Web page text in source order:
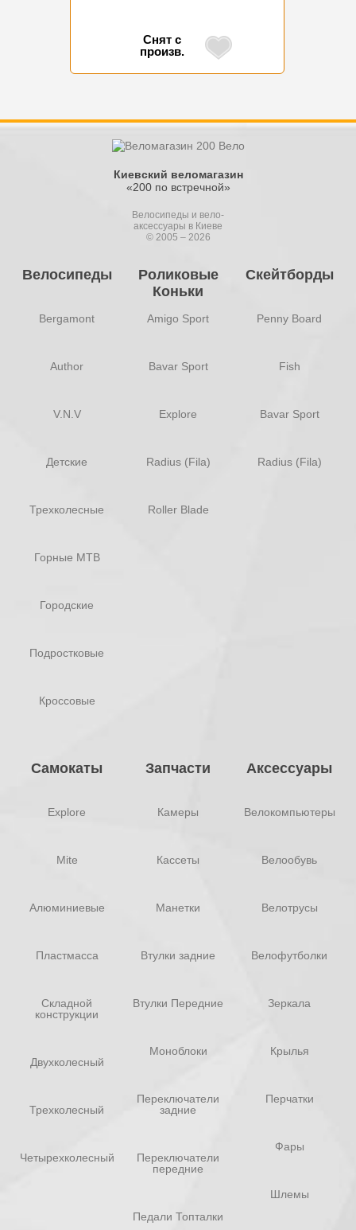
Снят с
произв.
Киевский веломагазин
«200 по встречной»
Велосипеды и вело-
аксессуары в Киеве
© 2005 – 2026
Велосипеды
Bergamont
Author
V.N.V
Детские
Трехколесные
Горные MTB
Городские
Подростковые
Кроссовые
Роликовые
Коньки
Amigo Sport
Bavar Sport
Explore
Radius (Fila)
Roller Blade
Скейтборды
Penny Board
Fish
Bavar Sport
Radius (Fila)
Самокаты
Explore
Mite
Алюминиевые
Пластмасса
Складной
конструкции
Двухколесный
Трехколесный
Четырехколесный
Запчасти
Камеры
Кассеты
Манетки
Втулки задние
Втулки Передние
Моноблоки
Переключатели
задние
Переключатели
передние
Педали Топталки
Аксессуары
Велокомпьютеры
Велообувь
Велотрусы
Велофутболки
Зеркала
Крылья
Перчатки
Фары
Шлемы